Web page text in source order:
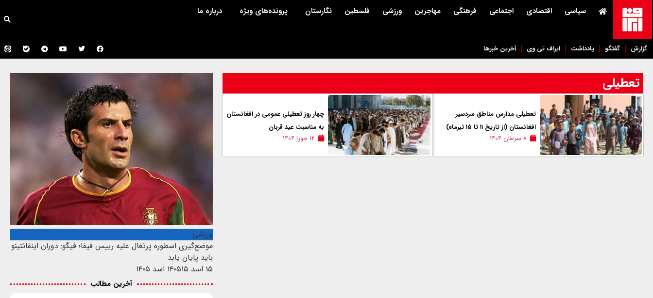
سیاسی اقتصادی اجتماعی فرهنگی مهاجرین ورزشی فلسطین نگارستان پرونده‌های ویژه درباره ما
گزارش گفتگو یادداشت ایراف تی وی آخرین خبرها
تعطیلی
تعطیلی مدارس مناطق سردسیر
افغانستان (از تاریخ ۱۱ تا ۱۵ تیرماه)
۸ سرطان ۱۴۰۴
چهار روز تعطیلی عمومی در افغانستان
به مناسبت عید قربان
۱۲ جوزا ۱۴۰۴
ورزشی
موضع‌گیری اسطوره پرتغال علیه رییس فیفا؛ فیگو: دوران اینفانتینو
باید پایان یابد
۱۵ اسد ۱۴۰۵
۱۵ اسد ۱۴۰۵
آخرین مطالب